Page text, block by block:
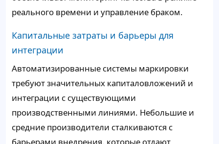
реального времени и управление браком.
Капитальные затраты и барьеры для
интеграции
Автоматизированные системы маркировки
требуют значительных капиталовложений и
интеграции с существующими
производственными линиями. Небольшие и
средние производители сталкиваются с